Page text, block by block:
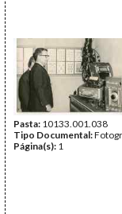
Pasta: 10133.001.038
Tipo Documental:
Página(s): 1